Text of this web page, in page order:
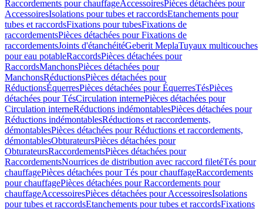
Raccordements pour chauffageAccessoiresPièces détachées pour
AccessoiresIsolations pour tubes et raccordsEtanchements pour
tubes et raccordsFixations pour tubesFixations de
raccordementsPièces détachées pour Fixations de
raccordementsJoints d'étanchéitéGeberit MeplaTuyaux multicouches
pour eau potableRaccordsPièces détachées pour
RaccordsManchonsPièces détachées pour
ManchonsRéductionsPièces détachées pour
RéductionsÉquerresPièces détachées pour ÉquerresTésPièces
détachées pour TésCirculation internePièces détachées pour
Circulation interneRéductions indémontablesPièces détachées pour
Réductions indémontablesRéductions et raccordements,
démontablesPièces détachées pour Réductions et raccordements,
démontablesObturateursPièces détachées pour
ObturateursRaccordementsPièces détachées pour
RaccordementsNourrices de distribution avec raccord filetéTés pour
chauffagePièces détachées pour Tés pour chauffageRaccordements
pour chauffagePièces détachées pour Raccordements pour
chauffageAccessoiresPièces détachées pour AccessoiresIsolations
pour tubes et raccordsEtanchements pour tubes et raccordsFixations